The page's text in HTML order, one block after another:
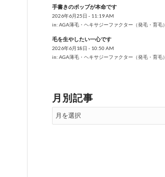
手書きのポップが本命です
2026年6月25日 - 11:19 AM
in: AGA薄毛・ヘキサジーファクター（発毛・育毛）
毛を生やしたい一心です
2026年6月18日 - 10:50 AM
in: AGA薄毛・ヘキサジーファクター（発毛・育毛）
月別記事